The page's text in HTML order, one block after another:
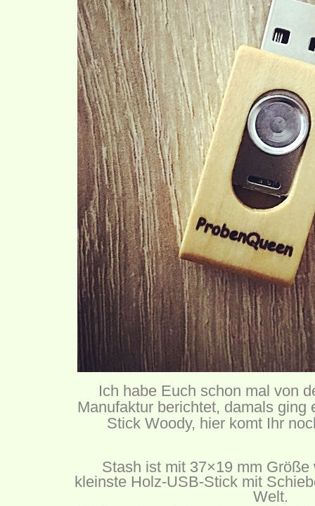
Ich habe Euch schon mal von
Manufaktur berichtet, damals ging
Stick Woody, hierkomt Ihr
Stash ist mit 37×19 mm
kleinste Holz-USB-Stick mit
Welt.